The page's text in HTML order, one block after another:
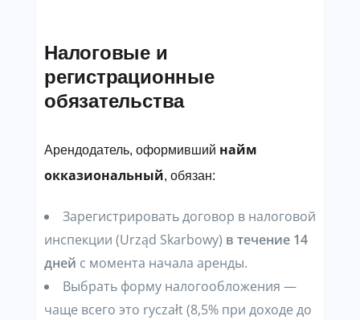
Налоговые и
регистрационные
обязательства
Арендодатель, оформивший найм
окказиональный, обязан:
Зарегистрировать договор в налоговой
инспекции (Urząd Skarbowy) в течение 14
дней с момента начала аренды.
Выбрать форму налогообложения —
чаще всего это ryczałt (8,5% при доходе до